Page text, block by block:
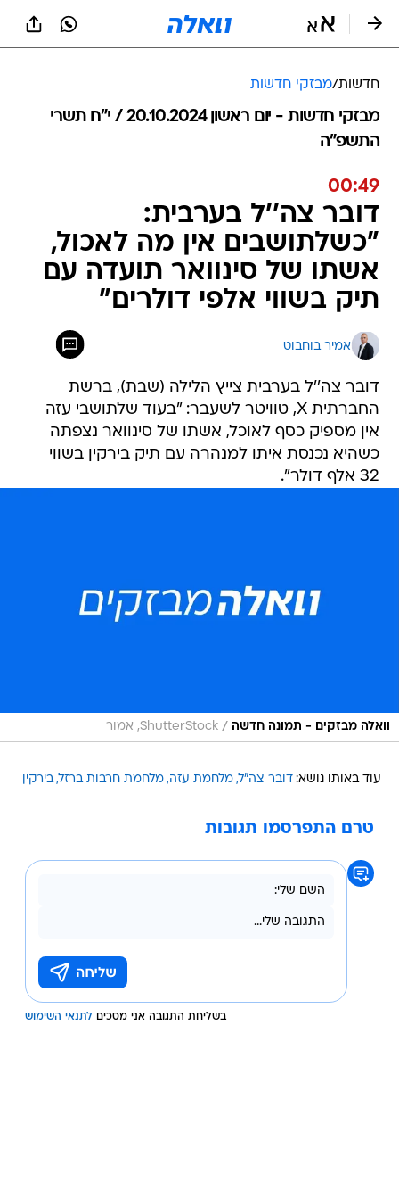
חדשות/מבזקי חדשות
מבזקי חדשות - יום ראשון 20.10.2024 / י״ח תשרי
התשפ"ה
00:49
דובר צה''ל בערבית:
"כשלתושבים אין מה לאכול,
אשתו של סינוואר תועדה עם
תיק בשווי אלפי דולרים"
אמיר בוחבוט
דובר צה''ל בערבית צייץ הלילה (שבת), ברשת
החברתית X, טוויטר לשעבר: "בעוד שלתושבי עזה
אין מספיק כסף לאוכל, אשתו של סינוואר נצפתה
כשהיא נכנסת איתו למנהרה עם תיק בירקין בשווי
32 אלף דולר".
וואלה מבזקים - תמונה חדשה / ShutterStock, אמור
עוד באותו נושא: דובר צה"ל מלחמת עזה מלחמת חרבות ברזל בירקין
טרם התפרסמו תגובות
בשליחת התגובה אני מסכים לתנאי השימוש